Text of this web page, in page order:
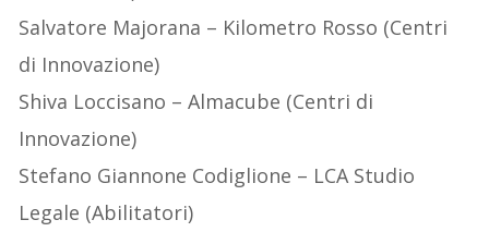
Salvatore Majorana – Kilometro Rosso (Centri
di Innovazione)
Shiva Loccisano – Almacube (Centri di
Innovazione)
Stefano Giannone Codiglione – LCA Studio
Legale (Abilitatori)